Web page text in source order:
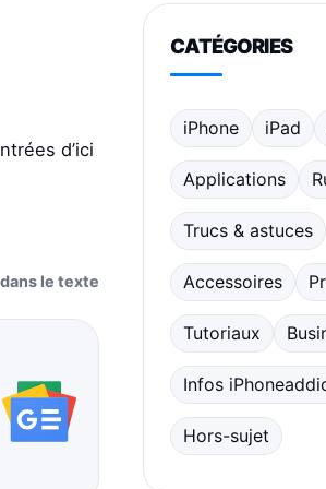
d’ici
le texte
CATÉGORIES
iPhone iPad
Applications
Trucs & astuces
Accessoires
Tutoriaux
Infos
Hors-sujet